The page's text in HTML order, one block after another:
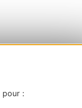
pour :